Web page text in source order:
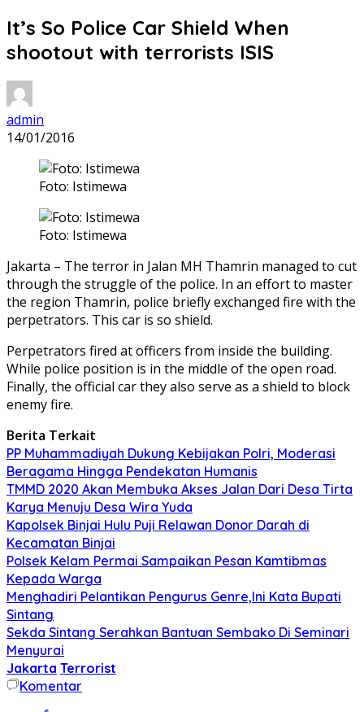
It’s So Police Car Shield When
shootout with terrorists ISIS
admin
14/01/2016
Foto: Istimewa
Foto: Istimewa
Jakarta – The terror in Jalan MH Thamrin managed to cut
through the struggle of the police. In an effort to master
the region Thamrin, police briefly exchanged fire with the
perpetrators. This car is so shield.
Perpetrators fired at officers from inside the building.
While police position is in the middle of the open road.
Finally, the official car they also serve as a shield to block
enemy fire.
Berita Terkait
PP Muhammadiyah Dukung Kebijakan Polri, Moderasi
Beragama Hingga Pendekatan Humanis
TMMD 2020 Akan Membuka Akses Jalan Dari Desa Tirta
Karya Menuju Desa Wira Yuda
Kapolsek Binjai Hulu Puji Relawan Donor Darah di
Kecamatan Binjai
Polsek Kelam Permai Sampaikan Pesan Kamtibmas
Kepada Warga
Menghadiri Pelantikan Pengurus Genre,Ini Kata Bupati
Sintang
Sekda Sintang Serahkan Bantuan Sembako Di Seminari
Menyurai
Jakarta Terrorist
Komentar